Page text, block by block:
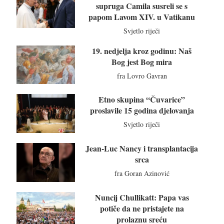
supruga Camila susreli se s
papom Lavom XIV. u Vatikanu
Svjetlo riječi
19. nedjelja kroz godinu: Naš
Bog jest Bog mira
fra Lovro Gavran
Etno skupina “Čuvarice”
proslavile 15 godina djelovanja
Svjetlo riječi
Jean-Luc Nancy i transplantacija
srca
fra Goran Azinović
Nuncij Chullikatt: Papa vas
potiče da ne pristajete na
prolaznu sreću